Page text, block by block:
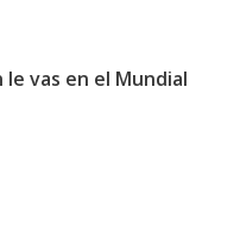
vas en el Mundial